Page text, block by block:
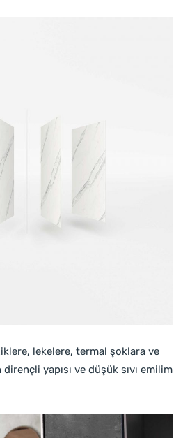
lekelere, termal şoklara ve
dirençli yapısı ve düşük sıvı emilim